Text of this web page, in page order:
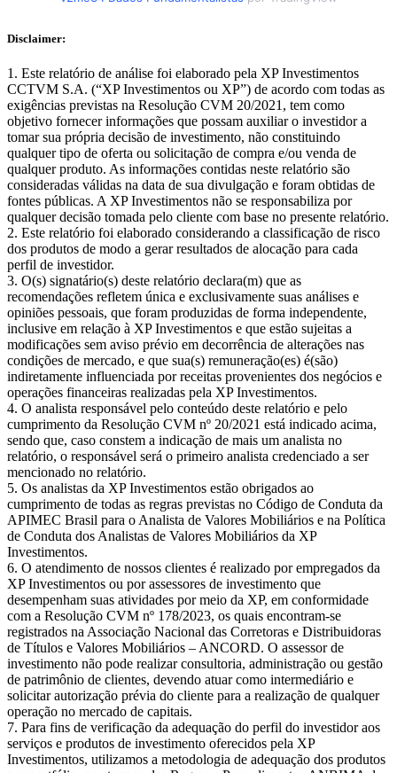
Disclaimer:
Este relatório de análise foi elaborado pela XP Investimentos
CCTVM S.A. (“XP Investimentos ou XP”) de acordo com todas as
exigências previstas na Resolução CVM 20/2021, tem como
objetivo fornecer informações que possam auxiliar o investidor a
tomar sua própria decisão de investimento, não constituindo
qualquer tipo de oferta ou solicitação de compra e/ou venda de
qualquer produto. As informações contidas neste relatório são
consideradas válidas na data de sua divulgação e foram obtidas de
fontes públicas. A XP Investimentos não se responsabiliza por
qualquer decisão tomada pelo cliente com base no presente relatório.
Este relatório foi elaborado considerando a classificação de risco
dos produtos de modo a gerar resultados de alocação para cada
perfil de investidor.
O(s) signatário(s) deste relatório declara(m) que as
recomendações refletem única e exclusivamente suas análises e
opiniões pessoais, que foram produzidas de forma independente,
inclusive em relação à XP Investimentos e que estão sujeitas a
modificações sem aviso prévio em decorrência de alterações nas
condições de mercado, e que sua(s) remuneração(es) é(são)
indiretamente influenciada por receitas provenientes dos negócios e
operações financeiras realizadas pela XP Investimentos.
O analista responsável pelo conteúdo deste relatório e pelo
cumprimento da Resolução CVM nº 20/2021 está indicado acima,
sendo que, caso constem a indicação de mais um analista no
relatório, o responsável será o primeiro analista credenciado a ser
mencionado no relatório.
Os analistas da XP Investimentos estão obrigados ao
cumprimento de todas as regras previstas no Código de Conduta da
APIMEC Brasil para o Analista de Valores Mobiliários e na Política
de Conduta dos Analistas de Valores Mobiliários da XP
Investimentos.
O atendimento de nossos clientes é realizado por empregados da
XP Investimentos ou por assessores de investimento que
desempenham suas atividades por meio da XP, em conformidade
com a Resolução CVM nº 178/2023, os quais encontram-se
registrados na Associação Nacional das Corretoras e Distribuidoras
de Títulos e Valores Mobiliários – ANCORD. O assessor de
investimento não pode realizar consultoria, administração ou gestão
de patrimônio de clientes, devendo atuar como intermediário e
solicitar autorização prévia do cliente para a realização de qualquer
operação no mercado de capitais.
Para fins de verificação da adequação do perfil do investidor aos
serviços e produtos de investimento oferecidos pela XP
Investimentos, utilizamos a metodologia de adequação dos produtos